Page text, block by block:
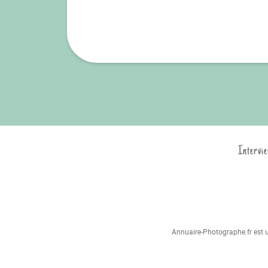
Annuaire-Photographe.fr est